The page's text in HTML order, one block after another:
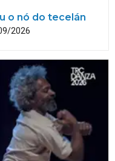
o nó do tecelán
2026